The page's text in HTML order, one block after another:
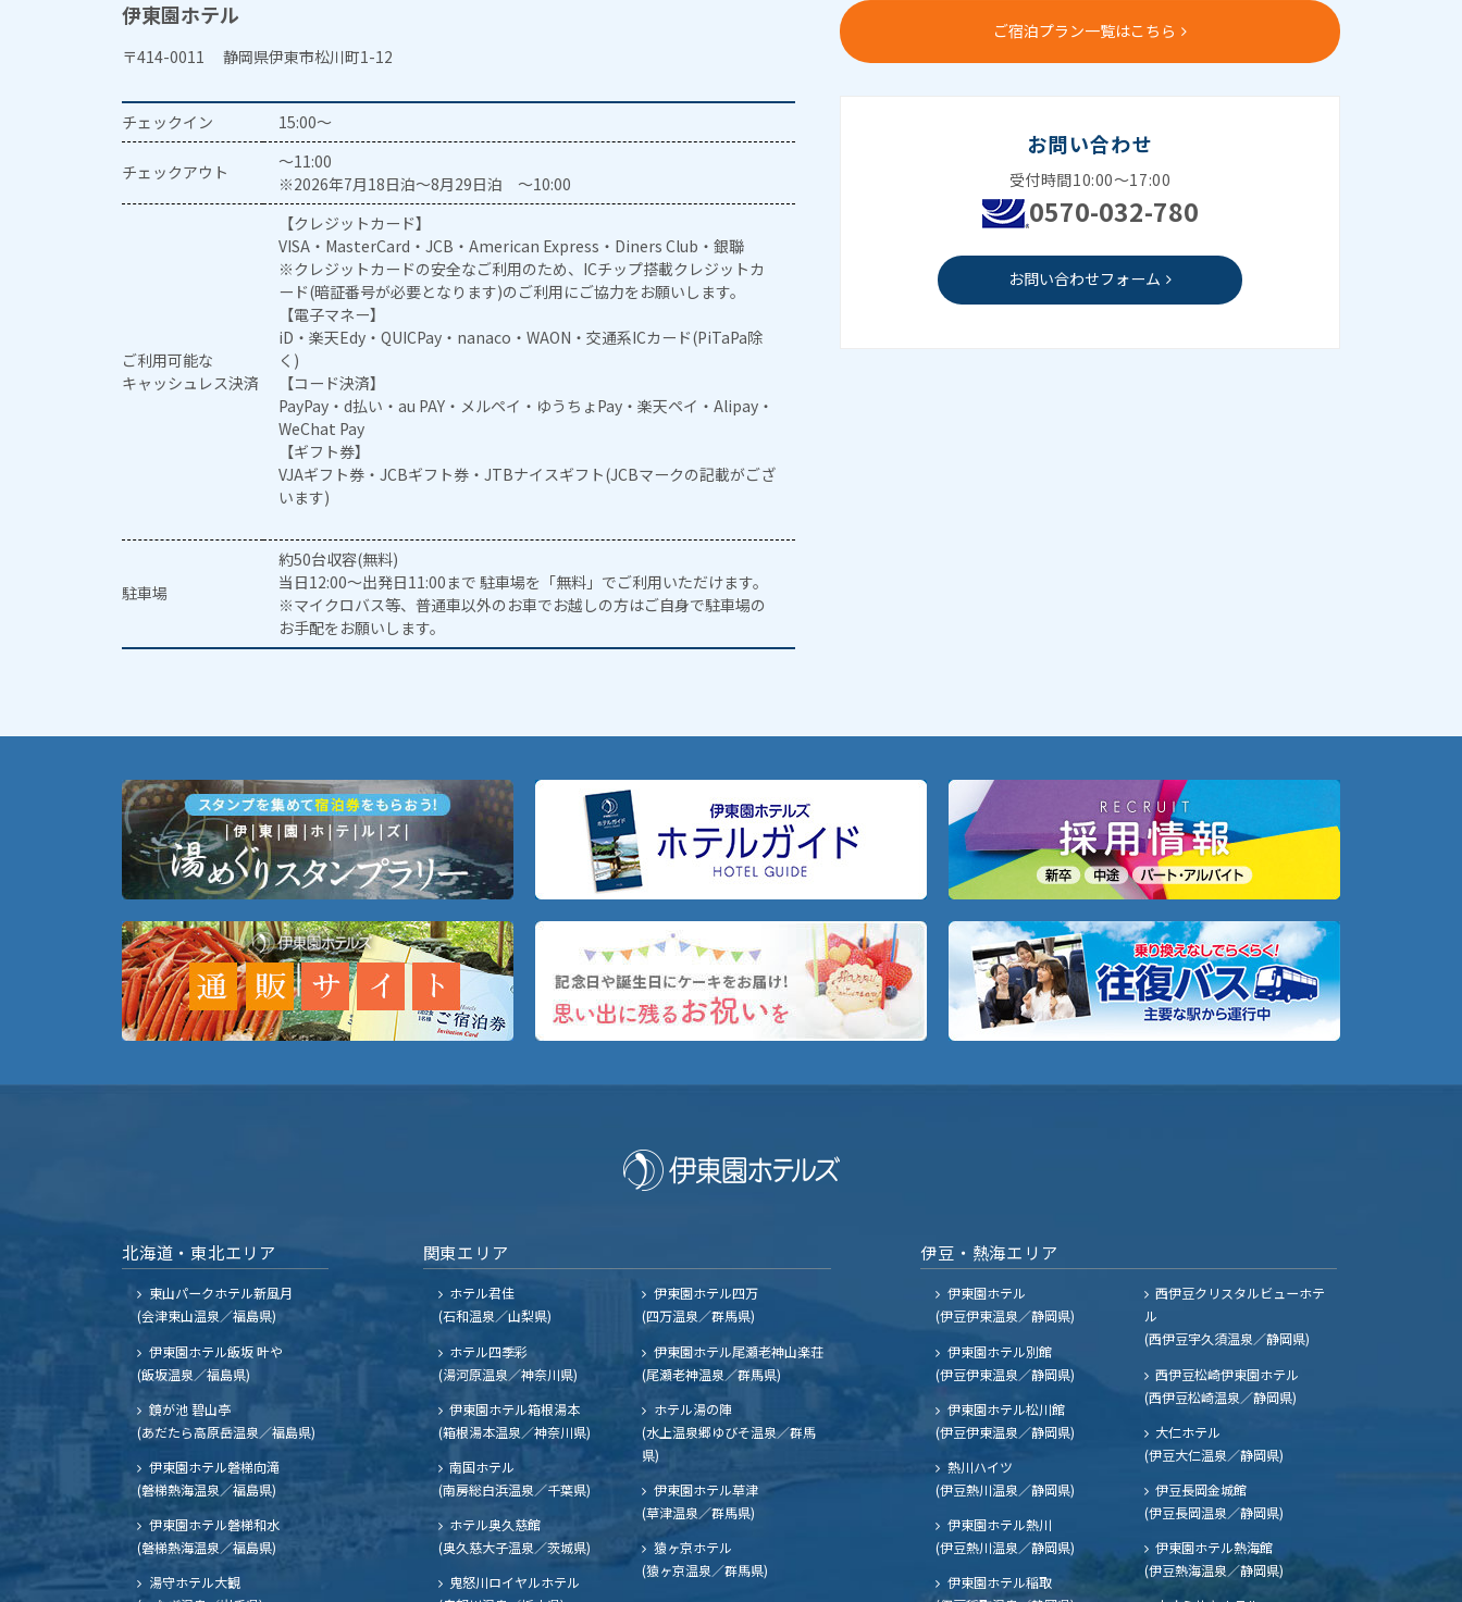
伊東園ホテル
〒414-0011 静岡県伊東市松川町1-12
チェックイン 15:00～
チェックアウト
～11:00
※2026年7月18日泊～8月29日泊 ～10:00
ご利用可能な
キャッシュレス決済
【クレジットカード】
VISA・MasterCard・JCB・American Express・Diners Club・銀聯
※クレジットカードの安全なご利用のため、ICチップ搭載クレジットカ
ード(暗証番号が必要となります)のご利用にご協力をお願いします。
【電子マネー】
iD・楽天Edy・QUICPay・nanaco・WAON・交通系ICカード(PiTaPa除
く)
【コード決済】
PayPay・d払い・au PAY・メルペイ・ゆうちょPay・楽天ペイ・Alipay・
WeChat Pay
【ギフト券】
VJAギフト券・JCBギフト券・JTBナイスギフト(JCBマークの記載がござ
います)
駐車場
約50台収容(無料)
当日12:00～出発日11:00まで 駐車場を「無料」でご利用いただけます。
※マイクロバス等、普通車以外のお車でお越しの方はご自身で駐車場の
お手配をお願いします。
ご宿泊プラン一覧はこちら
お問い合わせ
受付時間10:00～17:00
0570-032-780
お問い合わせフォーム
北海道・東北エリア
東山パークホテル新風月
(会津東山温泉／福島県)
伊東園ホテル飯坂 叶や
(飯坂温泉／福島県)
鏡が池 碧山亭
(あだたら高原岳温泉／福島県)
伊東園ホテル磐梯向滝
(磐梯熱海温泉／福島県)
伊東園ホテル磐梯和水
(磐梯熱海温泉／福島県)
湯守ホテル大観
関東エリア
ホテル君佳
(石和温泉／山梨県)
ホテル四季彩
(湯河原温泉／神奈川県)
伊東園ホテル箱根湯本
(箱根湯本温泉／神奈川県)
南国ホテル
(南房総白浜温泉／千葉県)
ホテル奥久慈館
(奥久慈大子温泉／茨城県)
鬼怒川ロイヤルホテル
伊東園ホテル四万
(四万温泉／群馬県)
伊東園ホテル尾瀬老神山楽荘
(尾瀬老神温泉／群馬県)
ホテル湯の陣
(水上温泉郷ゆびそ温泉／群馬
県)
伊東園ホテル草津
(草津温泉／群馬県)
猿ヶ京ホテル
(猿ヶ京温泉／群馬県)
伊豆・熱海エリア
伊東園ホテル
(伊豆伊東温泉／静岡県)
伊東園ホテル別館
(伊豆伊東温泉／静岡県)
伊東園ホテル松川館
(伊豆伊東温泉／静岡県)
熱川ハイツ
(伊豆熱川温泉／静岡県)
伊東園ホテル熱川
(伊豆熱川温泉／静岡県)
伊東園ホテル稲取
西伊豆クリスタルビューホテ
ル
(西伊豆宇久須温泉／静岡県)
西伊豆松崎伊東園ホテル
(西伊豆松崎温泉／静岡県)
大仁ホテル
(伊豆大仁温泉／静岡県)
伊豆長岡金城館
(伊豆長岡温泉／静岡県)
伊東園ホテル熱海館
(伊豆熱海温泉／静岡県)